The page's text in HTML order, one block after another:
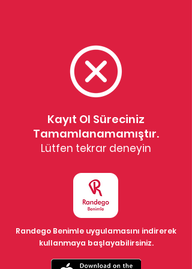
Kayıt Ol Süreciniz
Tamamlanamamıştır.
Lütfen tekrar deneyin
Randego Benimle uygulamasını indirerek
kullanmaya başlayabilirsiniz.